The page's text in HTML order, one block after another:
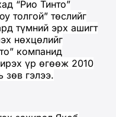
“Рио Тинто”
толгой” төслийг
түмний эрх ашигт
нөхцөлийг
компанид
үр өгөөж 2010
гэлээ.